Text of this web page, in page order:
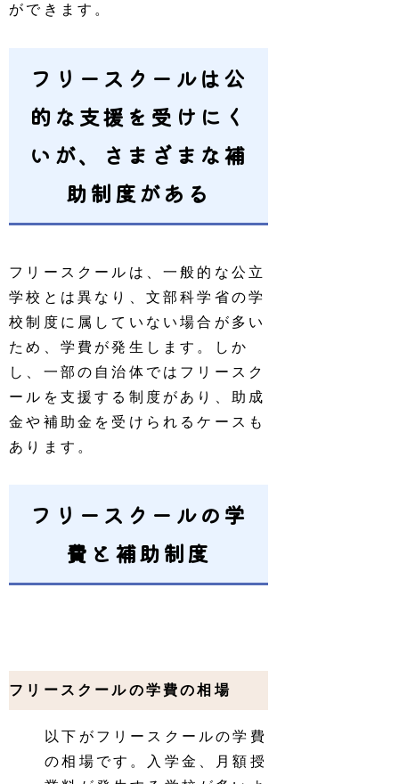
ができます。
フリースクールは公
的な支援を受けにく
いが、さまざまな補
助制度がある
フリースクールは、一般的な公立
学校とは異なり、文部科学省の学
校制度に属していない場合が多い
ため、学費が発生します。しか
し、一部の自治体ではフリースク
ールを支援する制度があり、助成
金や補助金を受けられるケースも
あります。
フリースクールの学
費と補助制度
フリースクールの学費の相場
以下がフリースクールの学費
の相場です。入学金、月額授